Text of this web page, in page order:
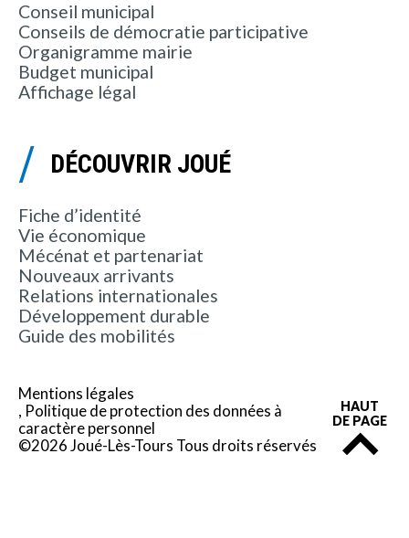
Conseil municipal
Conseils de démocratie participative
Organigramme mairie
Budget municipal
Affichage légal
DÉCOUVRIR JOUÉ
Fiche d’identité
Vie économique
Mécénat et partenariat
Nouveaux arrivants
Relations internationales
Développement durable
Guide des mobilités
Mentions légales
Politique de protection des données à
caractère personnel
©2026 Joué-Lès-Tours Tous droits réservés
HAUT
DE PAGE